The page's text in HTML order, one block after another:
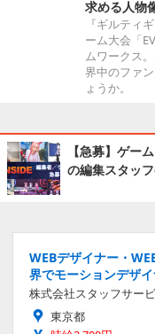
求める人物
『ギルティ
ーム大会「
ムワークス
界中のファ
ょうか。
【急募】ゲー
の編集スタッ
WEBデザイナー・
界でモーションデザ
株式会社スタッフサー
東京都